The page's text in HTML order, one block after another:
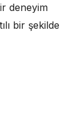
deneyim
bir şekilde